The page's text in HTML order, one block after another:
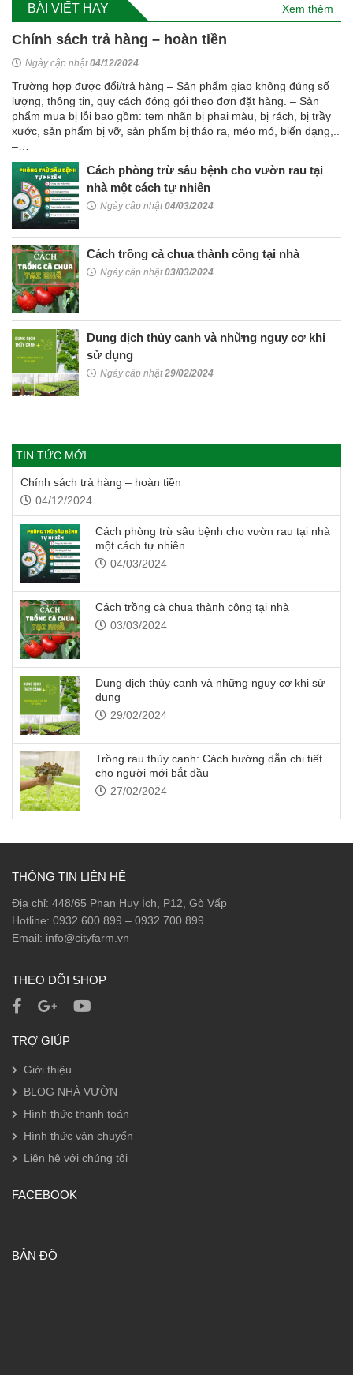
BÀI VIẾT HAY Xem thêm
Chính sách trả hàng – hoàn tiền
Ngày cập nhật04/12/2024
Trường hợp được đổi/trả hàng – Sản phẩm giao không đúng số
lượng, thông tin, quy cách đóng gói theo đơn đặt hàng. – Sản
phẩm mua bị lỗi bao gồm: tem nhãn bị phai màu, bị rách, bị trầy
xước, sản phẩm bị vỡ, sản phẩm bị tháo ra, méo mó, biến dạng,..
–…
Cách phòng trừ sâu bệnh cho vườn rau tại
nhà một cách tự nhiên
Ngày cập nhật04/03/2024
Cách trồng cà chua thành công tại nhà
Ngày cập nhật03/03/2024
Dung dịch thủy canh và những nguy cơ khi
sử dụng
Ngày cập nhật29/02/2024
TIN TỨC MỚI
Chính sách trả hàng – hoàn tiền
04/12/2024
Cách phòng trừ sâu bệnh cho vườn rau tại nhà
một cách tự nhiên
04/03/2024
Cách trồng cà chua thành công tại nhà
03/03/2024
Dung dịch thủy canh và những nguy cơ khi sử
dụng
29/02/2024
Trồng rau thủy canh: Cách hướng dẫn chi tiết
cho người mới bắt đầu
27/02/2024
THÔNG TIN LIÊN HỆ
Địa chỉ: 448/65 Phan Huy Ích, P12, Gò Vấp
Hotline: 0932.600.899 – 0932.700.899
Email: info@cityfarm.vn
THEO DÕI SHOP
TRỢ GIÚP
Giới thiệu
BLOG NHÀ VƯỜN
Hình thức thanh toán
Hình thức vận chuyển
Liên hệ với chúng tôi
FACEBOOK
BẢN ĐỒ